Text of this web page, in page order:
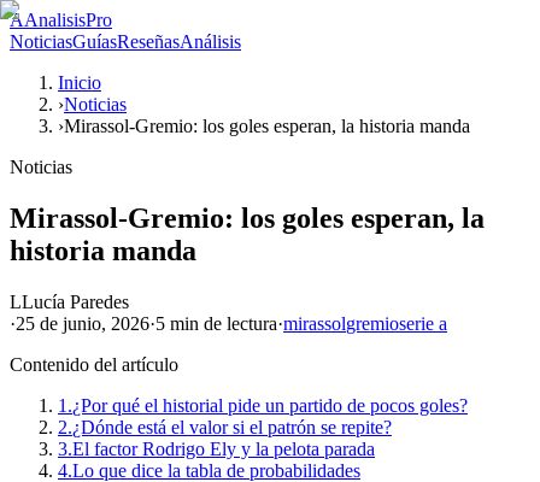
AAnalisisPro
NoticiasGuíasReseñasAnálisis
Inicio
›Noticias
›Mirassol-Gremio: los goles esperan, la historia manda
Noticias
Mirassol-Gremio: los goles esperan, la
historia manda
LLucía Paredes
·25 de junio, 2026·5 min de lectura·mirassolgremioserie a
Contenido del artículo
1.¿Por qué el historial pide un partido de pocos goles?
2.¿Dónde está el valor si el patrón se repite?
3.El factor Rodrigo Ely y la pelota parada
4.Lo que dice la tabla de probabilidades